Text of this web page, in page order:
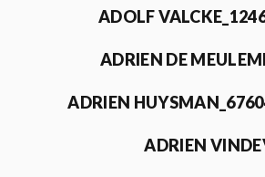
ADOLF
ADRIEN DE
ADRIEN
ADRIEN